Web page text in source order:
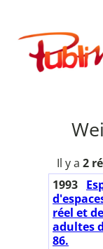
contenu
Publimath
Il y a 2
1993
réel et
adultes
86.